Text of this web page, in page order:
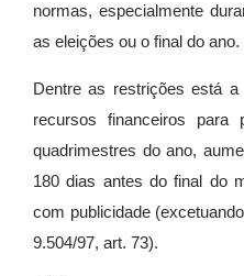
normas, especialmente
as eleições ou o final do ano.
Dentre as restrições está
recursos financeiros para
quadrimestres do ano,
180 dias antes do final do
com publicidade
9.504/97, art. 73).